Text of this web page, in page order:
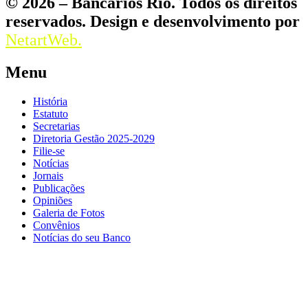
reservados. Design e desenvolvimento por
NetartWeb.
Menu
História
Estatuto
Secretarias
Diretoria Gestão 2025-2029
Filie-se
Notícias
Jornais
Publicações
Opiniões
Galeria de Fotos
Convênios
Notícias do seu Banco